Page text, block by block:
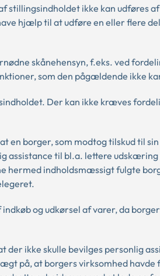
stillingsindholdet ikke kan udføres
hjælp til at udføre en eller flere
skånehensyn, f.eks. ved
som den pågældende ikke
Der kan ikke kræves
en borger, som modtog tilskud til
assistance til bl.a. lettere
hermed indholdsmæssigt fulgte
og udkørsel af varer, da
ikke skulle bevilges personlig
på, at borgers virksomhed havde